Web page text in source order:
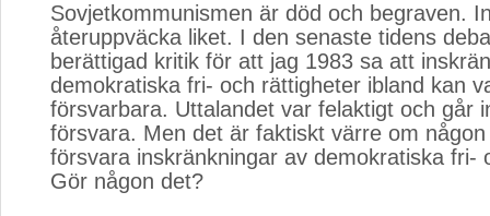
Sovjetkommunismen är död och begraven.
återuppväcka liket. I den senaste tidens
berättigad kritik för att jag 1983 sa att
demokratiska fri- och rättigheter ibland kan
försvarbara. Uttalandet var felaktigt och går
försvara. Men det är faktiskt värre om någon
försvara inskränkningar av demokratiska fri-
Gör någon det?